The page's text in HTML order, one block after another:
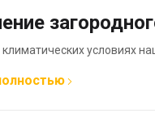
условиях